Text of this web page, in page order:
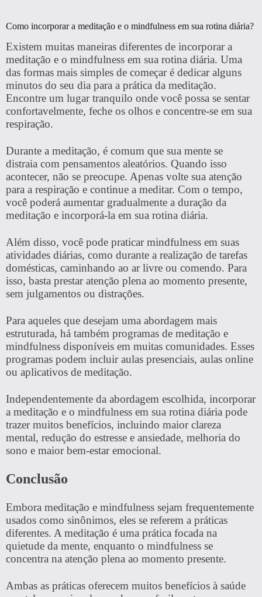
Como incorporar a meditação e o mindfulness em sua rotina diária?
Existem muitas maneiras diferentes de incorporar a
meditação e o mindfulness em sua rotina diária. Uma
das formas mais simples de começar é dedicar alguns
minutos do seu dia para a prática da meditação.
Encontre um lugar tranquilo onde você possa se sentar
confortavelmente, feche os olhos e concentre-se em sua
respiração.
Durante a meditação, é comum que sua mente se
distraia com pensamentos aleatórios. Quando isso
acontecer, não se preocupe. Apenas volte sua atenção
para a respiração e continue a meditar. Com o tempo,
você poderá aumentar gradualmente a duração da
meditação e incorporá-la em sua rotina diária.
Além disso, você pode praticar mindfulness em suas
atividades diárias, como durante a realização de tarefas
domésticas, caminhando ao ar livre ou comendo. Para
isso, basta prestar atenção plena ao momento presente,
sem julgamentos ou distrações.
Para aqueles que desejam uma abordagem mais
estruturada, há também programas de meditação e
mindfulness disponíveis em muitas comunidades. Esses
programas podem incluir aulas presenciais, aulas online
ou aplicativos de meditação.
Independentemente da abordagem escolhida, incorporar
a meditação e o mindfulness em sua rotina diária pode
trazer muitos benefícios, incluindo maior clareza
mental, redução do estresse e ansiedade, melhoria do
sono e maior bem-estar emocional.
Conclusão
Embora meditação e mindfulness sejam frequentemente
usados como sinônimos, eles se referem a práticas
diferentes. A meditação é uma prática focada na
quietude da mente, enquanto o mindfulness se
concentra na atenção plena ao momento presente.
Ambas as práticas oferecem muitos benefícios à saúde